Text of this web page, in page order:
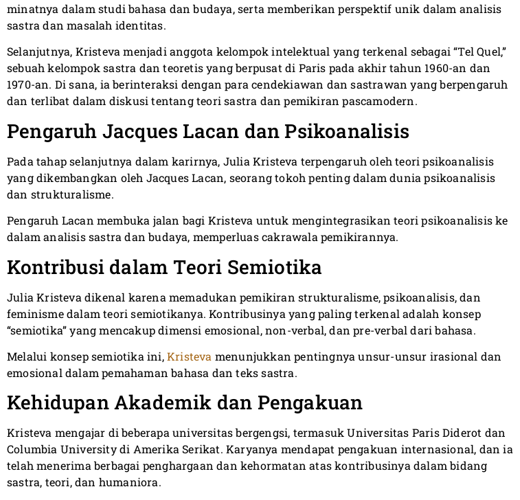
minatnya dalam studi bahasa dan budaya, serta memberikan perspektif unik dalam analisis
sastra dan masalah identitas.
Selanjutnya, Kristeva menjadi anggota kelompok intelektual yang terkenal sebagai “Tel Quel,”
sebuah kelompok sastra dan teoretis yang berpusat di Paris pada akhir tahun 1960-an dan
1970-an. Di sana, ia berinteraksi dengan para cendekiawan dan sastrawan yang berpengaruh
dan terlibat dalam diskusi tentang teori sastra dan pemikiran pascamodern.
Pengaruh Jacques Lacan dan Psikoanalisis
Pada tahap selanjutnya dalam karirnya, Julia Kristeva terpengaruh oleh teori psikoanalisis
yang dikembangkan oleh Jacques Lacan, seorang tokoh penting dalam dunia psikoanalisis
dan strukturalisme.
Pengaruh Lacan membuka jalan bagi Kristeva untuk mengintegrasikan teori psikoanalisis ke
dalam analisis sastra dan budaya, memperluas cakrawala pemikirannya.
Kontribusi dalam Teori Semiotika
Julia Kristeva dikenal karena memadukan pemikiran strukturalisme, psikoanalisis, dan
feminisme dalam teori semiotikanya. Kontribusinya yang paling terkenal adalah konsep
“semiotika” yang mencakup dimensi emosional, non-verbal, dan pre-verbal dari bahasa.
Melalui konsep semiotika ini,Kristeva menunjukkan pentingnya unsur-unsur irasional dan
emosional dalam pemahaman bahasa dan teks sastra.
Kehidupan Akademik dan Pengakuan
Kristeva mengajar di beberapa universitas bergengsi, termasuk Universitas Paris Diderot dan
Columbia University di Amerika Serikat. Karyanya mendapat pengakuan internasional, dan ia
telah menerima berbagai penghargaan dan kehormatan atas kontribusinya dalam bidang
sastra, teori, dan humaniora.